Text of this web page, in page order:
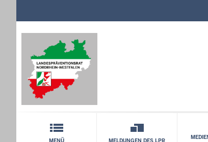
Landespräventionsrat bei dem
Kontaktformular
Schnellnavigation mit Volltext-Suche